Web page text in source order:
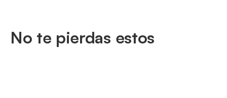
No te pierdas estos